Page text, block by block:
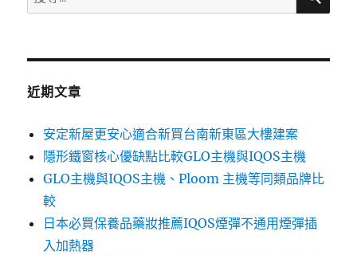
尋
鍵
近期文章
安定新屋更安心適合新買台南新東區大樓建案
隱形鐵窗核心優缺點比較GLO主機與IQOS主機
GLO主機與IQOS主機、Ploom 主機等同類品牌比
較
日本必買保養品藥妝推薦IQOS煙彈不通用煙彈插
入加熱器